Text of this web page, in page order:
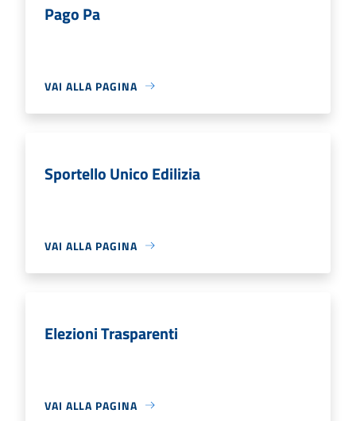
Pago Pa
VAI ALLA PAGINA
Sportello Unico Edilizia
VAI ALLA PAGINA
Elezioni Trasparenti
VAI ALLA PAGINA